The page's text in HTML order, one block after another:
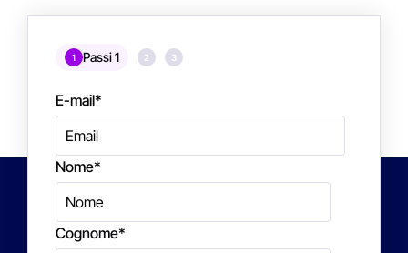
1 Passi 1 2 3
E-mail*
Nome*
Cognome*